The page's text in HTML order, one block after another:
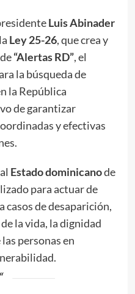
Luis Abinader
Ley 25-26, que crea y
“Alertas RD”, el
la búsqueda de
la República
de garantizar
y efectivas
Estado dominicanode
para actuar de
casos de desaparición,
la vida, la dignidad
personas en